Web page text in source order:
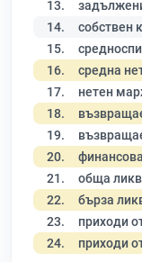
13.
14. собствен
15.
16. средна
17. нетен
18.
19.
20.
21. обща
22. бърза
23. приходи
24. приходи